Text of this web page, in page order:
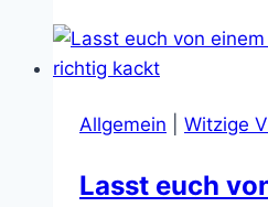
Ridley
Affe?
Allgemein Witzige
Lasst euch